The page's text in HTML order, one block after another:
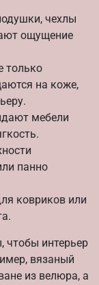
чехлы
ощущение
только
на коже,
мебели
панно
ковриков или
чтобы интерьер
вязаный
из велюра, а